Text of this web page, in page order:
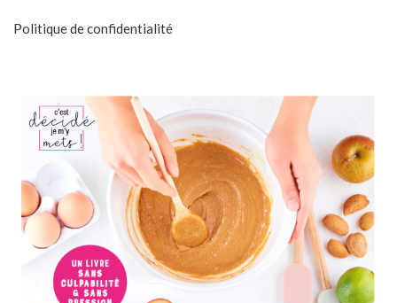
Politique de confidentialité